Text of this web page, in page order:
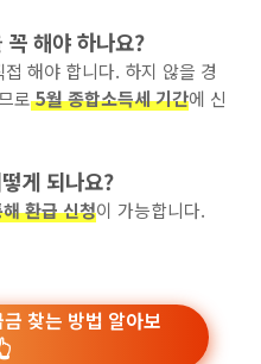
해야 하나요?
해야 합니다. 하지 않을 경
로5월 종합소득세 기간에 신
게 되나요?
환급 신청이 가능합니다.
찾는 방법 알아보